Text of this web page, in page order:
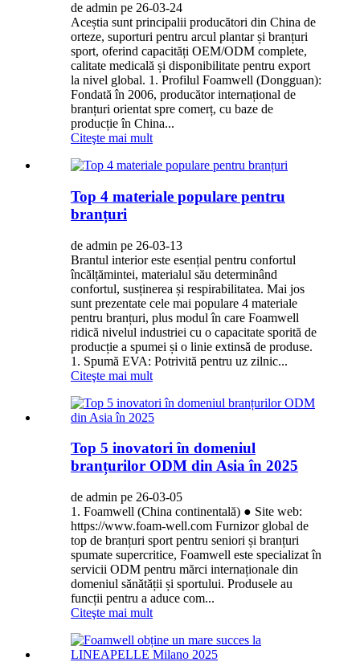
de admin pe 26-03-24
Aceștia sunt principalii producători din China de
orteze, suporturi pentru arcul plantar și branțuri
sport, oferind capacități OEM/ODM complete,
calitate medicală și disponibilitate pentru export
la nivel global. 1. Profilul Foamwell (Dongguan):
Fondată în 2006, producător internațional de
branțuri orientat spre comerț, cu baze de
producție în China...
Citeşte mai mult
Top 4 materiale populare pentru
branțuri
de admin pe 26-03-13
Brantul interior este esențial pentru confortul
încălțămintei, materialul său determinând
confortul, susținerea și respirabilitatea. Mai jos
sunt prezentate cele mai populare 4 materiale
pentru branțuri, plus modul în care Foamwell
ridică nivelul industriei cu o capacitate sporită de
producție a spumei și o linie extinsă de produse.
1. Spumă EVA: Potrivită pentru uz zilnic...
Citeşte mai mult
Top 5 inovatori în domeniul
branțurilor ODM din Asia în 2025
de admin pe 26-03-05
1. Foamwell (China continentală) ● Site web:
https://www.foam-well.com Furnizor global de
top de branțuri sport pentru seniori și branțuri
spumate supercritice, Foamwell este specializat în
servicii ODM pentru mărci internaționale din
domeniul sănătății și sportului. Produsele au
funcții pentru a aduce com...
Citeşte mai mult